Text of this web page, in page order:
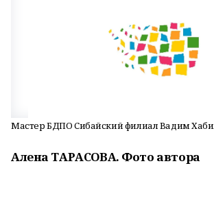
Мастер БДПО Сибайский филиал Вадим
Алена ТАРАСОВА. Фото автора